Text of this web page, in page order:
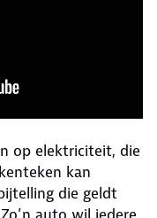
op elektriciteit, die
kan
die geldt